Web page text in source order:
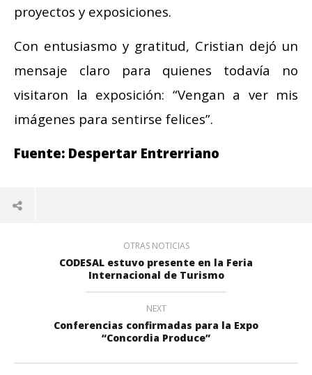
proyectos y exposiciones.
Con entusiasmo y gratitud, Cristian dejó un
mensaje claro para quienes todavía no
visitaron la exposición: “Vengan a ver mis
imágenes para sentirse felices”.
Fuente: Despertar Entrerriano
OTRAS NOTICIAS
CODESAL estuvo presente en la Feria
Internacional de Turismo
NEXT
Conferencias confirmadas para la Expo
“Concordia Produce”